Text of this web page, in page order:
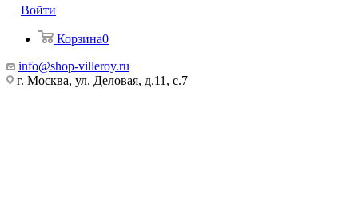
Войти
Корзина0
info@shop-villeroy.ru
г. Москва, ул. Деловая, д.11, с.7